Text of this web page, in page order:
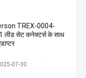
TREX-0004-
लीड सेट कनेक्टर्स के साथ
रोसमोंट दबाव ट्रांसमीटर
07-30